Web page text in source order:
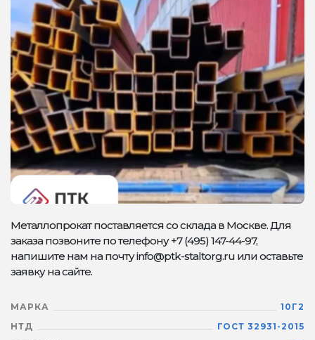
Металлопрокат поставляется со склада в Москве. Для
заказа позвоните по телефону +7 (495) 147-44-97,
напишите нам на почту info@ptk-staltorg.ru или оставьте
заявку на сайте.
МАРКА
10Г2
НТД
ГОСТ 32931-2015